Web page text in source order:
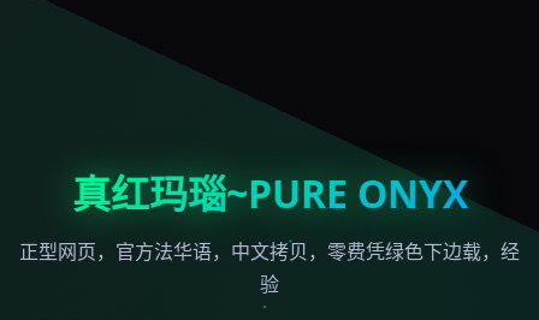
真红玛瑙~PURE ONYX
正型网页，官方法华语，中文拷贝，零费凭绿色下边载，经
验